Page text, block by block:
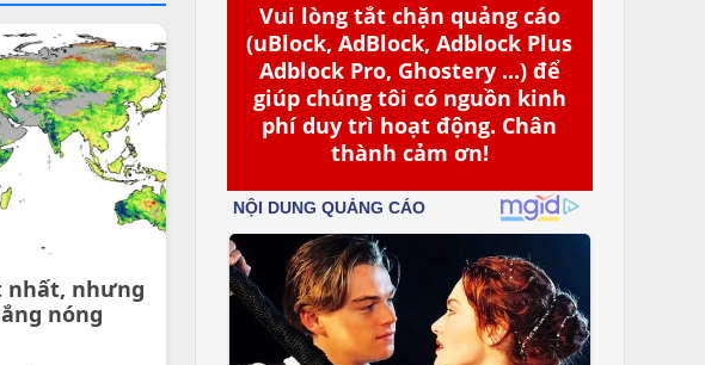
Vui lòng tắt chặn quảng cáo
(uBlock, AdBlock, Adblock Plus
Adblock Pro, Ghostery ...) để
giúp chúng tôi có nguồn kinh
phí duy trì hoạt động. Chân
thành cảm ơn!
nhất, nhưng
nóng